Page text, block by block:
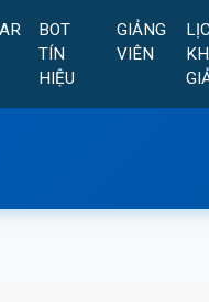
BOT
TÍN
HIỆU
GIẢNG
VIÊN